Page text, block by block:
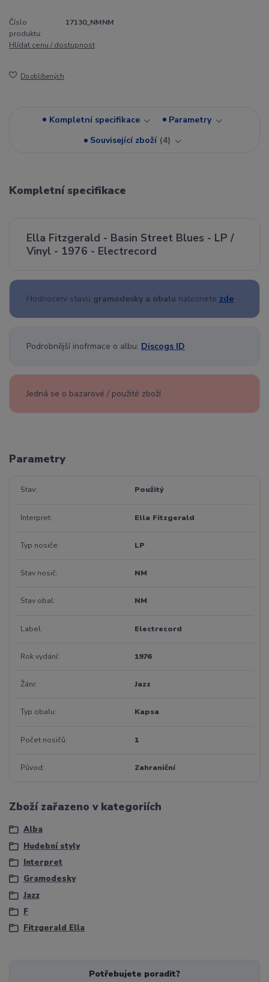
Číslo
produktu:
17130_NMNM
Hlídat cenu / dostupnost
Do oblíbených
Kompletní specifikace
Parametry
Související zboží 4
Kompletní specifikace
Ella Fitzgerald - Basin Street Blues - LP /
Vinyl - 1976 - Electrecord
Hodnocení stavu gramodesky a obalu naleznete zde
Podrobnější inofrmace o albu: Discogs ID
Jedná se o bazarové / použité zboží
Parametry
Stav Použitý
Interpret Ella Fitzgerald
Typ nosiče LP
Stav nosič NM
Stav obal NM
Label Electrecord
Rok vydání 1976
Žánr Jazz
Typ obalu Kapsa
Počet nosičů 1
Původ Zahraniční
Zboží zařazeno v kategoriích
Alba
Hudební styly
Interpret
Gramodesky
Jazz
F
Fitzgerald Ella
Potřebujete poradit?